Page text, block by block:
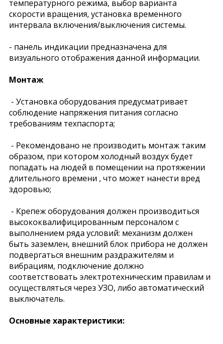
температурного режима, выбор варианта
скорости вращения, установка временного
интервала включения/выключения системы.
- панель индикации предназначена для
визуального отображения данной информации.
Монтаж
- Установка оборудования предусматривает
соблюдение напряжения питания согласно
требованиям техпаспорта;
- Рекомендовано не производить монтаж таким
образом, при котором холодный воздух будет
попадать на людей в помещении на протяжении
длительного времени , что может нанести вред
здоровью;
- Крепеж оборудования должен производиться
высококвалифицированным персоналом с
выполнением ряда условий: механизм должен
быть заземлен, внешний блок прибора не должен
подвергаться внешним раздражителям и
вибрациям, подключение должно
соответствовать электротехническим правилам и
осуществляться через УЗО, либо автоматический
выключатель.
Основные характеристики: